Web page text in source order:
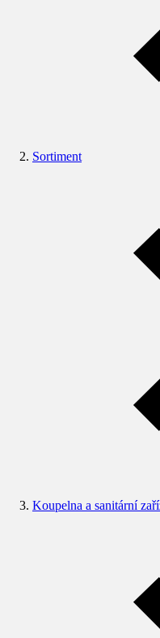
Sortiment
Koupelna a sanitární